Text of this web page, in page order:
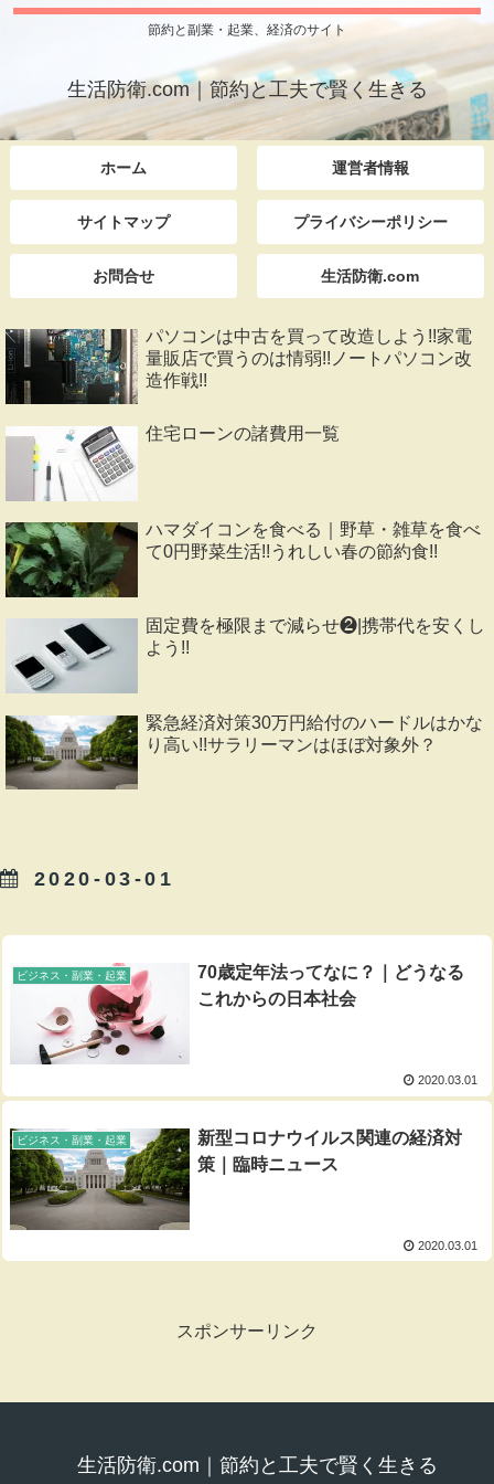
節約と副業・起業、経済のサイト
生活防衛.com｜節約と工夫で賢く生きる
ホーム 運営者情報
サイトマップ プライバシーポリシー
お問合せ 生活防衛.com
パソコンは中古を買って改造しよう!!家電
量販店で買うのは情弱!!ノートパソコン改
造作戦!!
住宅ローンの諸費用一覧
ハマダイコンを食べる｜野草・雑草を食べ
て0円野菜生活!!うれしい春の節約食!!
固定費を極限まで減らせ❷|携帯代を安くし
よう!!
緊急経済対策30万円給付のハードルはかな
り高い!!サラリーマンはほぼ対象外？
2020-03-01
ビジネス・副業・起業
70歳定年法ってなに？｜どうなる
これからの日本社会
2020.03.01
ビジネス・副業・起業
新型コロナウイルス関連の経済対
策｜臨時ニュース
2020.03.01
スポンサーリンク
生活防衛.com｜節約と工夫で賢く生きる